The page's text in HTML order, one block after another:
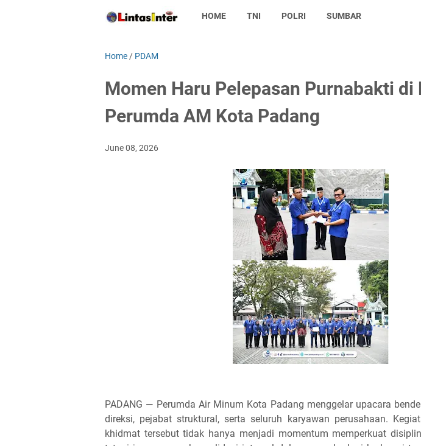
HOME TNI POLRI SUMBAR
Home / PDAM
Momen Haru Pelepasan Purnabakti di
Perumda AM Kota Padang
June 08, 2026
PADANG — Perumda Air Minum Kota Padang menggelar upacara
direksi, pejabat struktural, serta seluruh karyawan perusahaan.
khidmat tersebut tidak hanya menjadi momentum memperkuat